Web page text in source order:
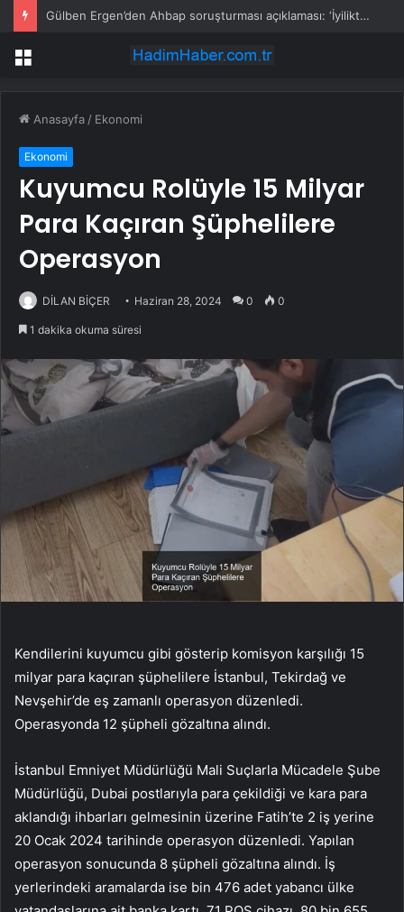
Gülben Ergen’den Ahbap soruşturması açıklaması: ‘İyilikten maraz doğar’
Menü
Anasayfa / Ekonomi
Ekonomi
Kuyumcu Rolüyle 15 Milyar
Para Kaçıran Şüphelilere
Operasyon
DİLAN BİÇER Haziran 28, 2024 0 0
1 dakika okuma süresi
Kendilerini kuyumcu gibi gösterip komisyon karşılığı 15
milyar para kaçıran şüphelilere İstanbul, Tekirdağ ve
Nevşehir’de eş zamanlı operasyon düzenledi.
Operasyonda 12 şüpheli gözaltına alındı.
İstanbul Emniyet Müdürlüğü Mali Suçlarla Mücadele Şube
Müdürlüğü, Dubai postlarıyla para çekildiği ve kara para
aklandığı ihbarları gelmesinin üzerine Fatih’te 2 iş yerine
20 Ocak 2024 tarihinde operasyon düzenledi. Yapılan
operasyon sonucunda 8 şüpheli gözaltına alındı. İş
yerlerindeki aramalarda ise bin 476 adet yabancı ülke